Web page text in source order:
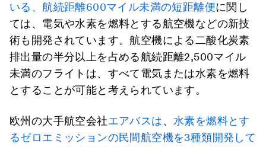
いる、航続距離600マイル未満の短距離便に関し
ては、電気や水素を燃料とする航空機などの新技
術も開発されています。航空機による二酸化炭素
排出量の半分以上を占める航続距離2,500マイル
未満のフライトは、すべて電気または水素を燃料
とすることが可能と考えられています。
欧州の大手航空会社エアバスは、 水素を燃料とす
るゼロエミッションの民間航空機を3種類開発して